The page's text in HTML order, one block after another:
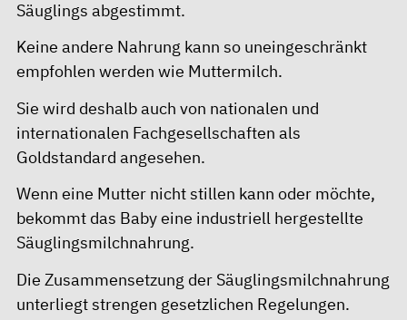
Säuglings abgestimmt.
Keine andere Nahrung kann so uneingeschränkt
empfohlen werden wie Muttermilch.
Sie wird deshalb auch von nationalen und
internationalen Fachgesellschaften als
Goldstandard angesehen.
Wenn eine Mutter nicht stillen kann oder möchte,
bekommt das Baby eine industriell hergestellte
Säuglingsmilchnahrung.
Die Zusammensetzung der Säuglingsmilchnahrung
unterliegt strengen gesetzlichen Regelungen.